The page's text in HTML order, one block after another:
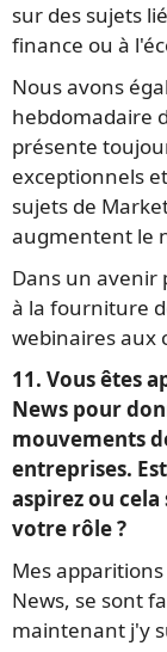
sur des sujets
finance ou à
Nous avons
hebdomadaire
présente
exceptionnels
sujets de
augmentent le
Dans un avenir
à la fourniture
webinaires aux
11. Vous êtes
News pour
mouvements
entreprises.
aspirez ou
votre rôle ?
Mes
News, se sont
maintenant j'y